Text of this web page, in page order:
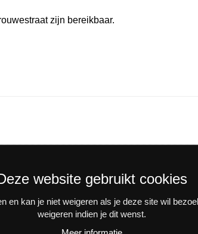
zijn bereikbaar.
Schrijf je in voor onze interessante
website gebruikt cookies
kan je niet weigeren als je deze site wil
weigeren indien je dit wenst.